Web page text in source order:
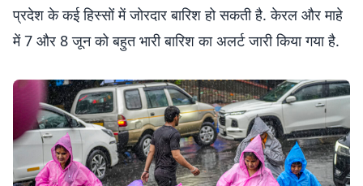
प्रदेश के कई हिस्सों में जोरदार बारिश हो सकती है. केरल और माहे
में 7 और 8 जून को बहुत भारी बारिश का अलर्ट जारी किया गया है.